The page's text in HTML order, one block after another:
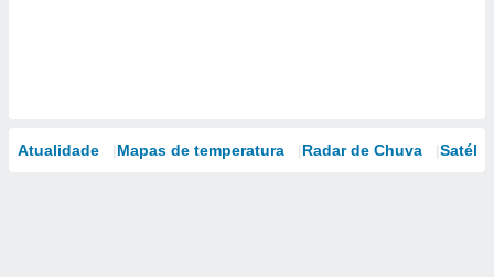
Atualidade Mapas de temperatura Radar de Chuva